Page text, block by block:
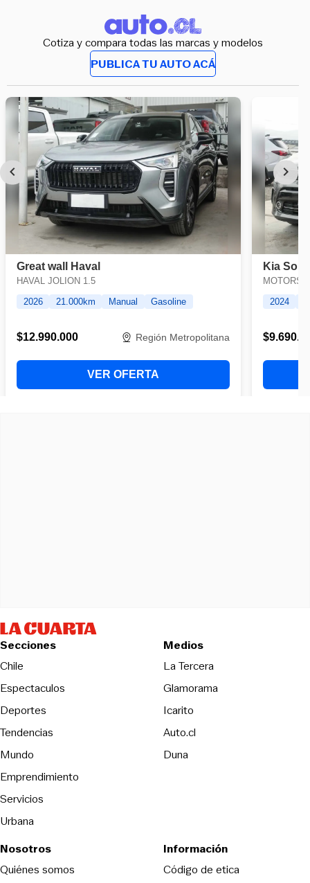
Cotiza y compara todas las marcas y modelos
PUBLICA TU AUTO ACÁ
Secciones
Chile
Espectaculos
Deportes
Tendencias
Mundo
Emprendimiento
Servicios
Urbana
Medios
La TerceraOpens in new
Glamorama
Icarito
Auto.cl
DunaOpens in new window
Nosotros
Quiénes somos
Información
Código de eticaOpens in new